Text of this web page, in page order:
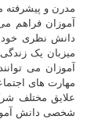
مدرن و پیشرفته
آموزان فراهم
دانش نظری خود
میزبان یک
آموزان می
مهارت های
علایق مختلف
شخصی دانش